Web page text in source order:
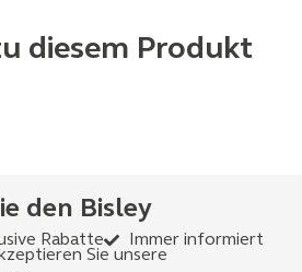
diesem Produkt
den Bisley
Rabatte
Immer informiert
Sie unsere